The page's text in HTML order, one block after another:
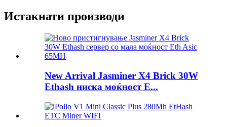
Истакнати производи
New Arrival Jasminer X4 Brick 30W
Ethash ниска моќност E...